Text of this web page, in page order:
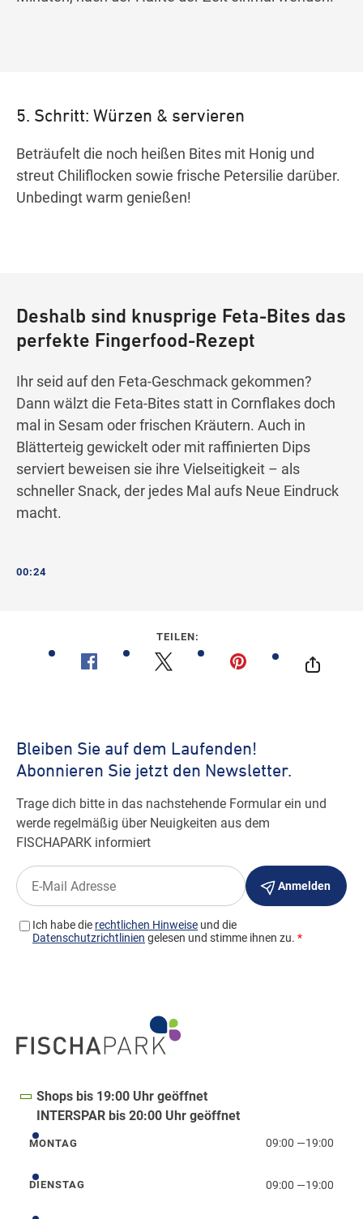
5. Schritt: Würzen & servieren
Beträufelt die noch heißen Bites mit Honig und
streut Chiliflocken sowie frische Petersilie darüber.
Unbedingt warm genießen!
Deshalb sind knusprige Feta-Bites das
perfekte Fingerfood-Rezept
Ihr seid auf den Feta-Geschmack gekommen?
Dann wälzt die Feta-Bites statt in Cornflakes doch
mal in Sesam oder frischen Kräutern. Auch in
Blätterteig gewickelt oder mit raffinierten Dips
serviert beweisen sie ihre Vielseitigkeit – als
schneller Snack, der jedes Mal aufs Neue Eindruck
macht.
00:24
TEILEN:
Shops bis 19:00 Uhr geöffnet
INTERSPAR bis 20:00 Uhr geöffnet
Montag
MONTAG 09:00 —19:00
Dienstag
DIENSTAG 09:00 —19:00